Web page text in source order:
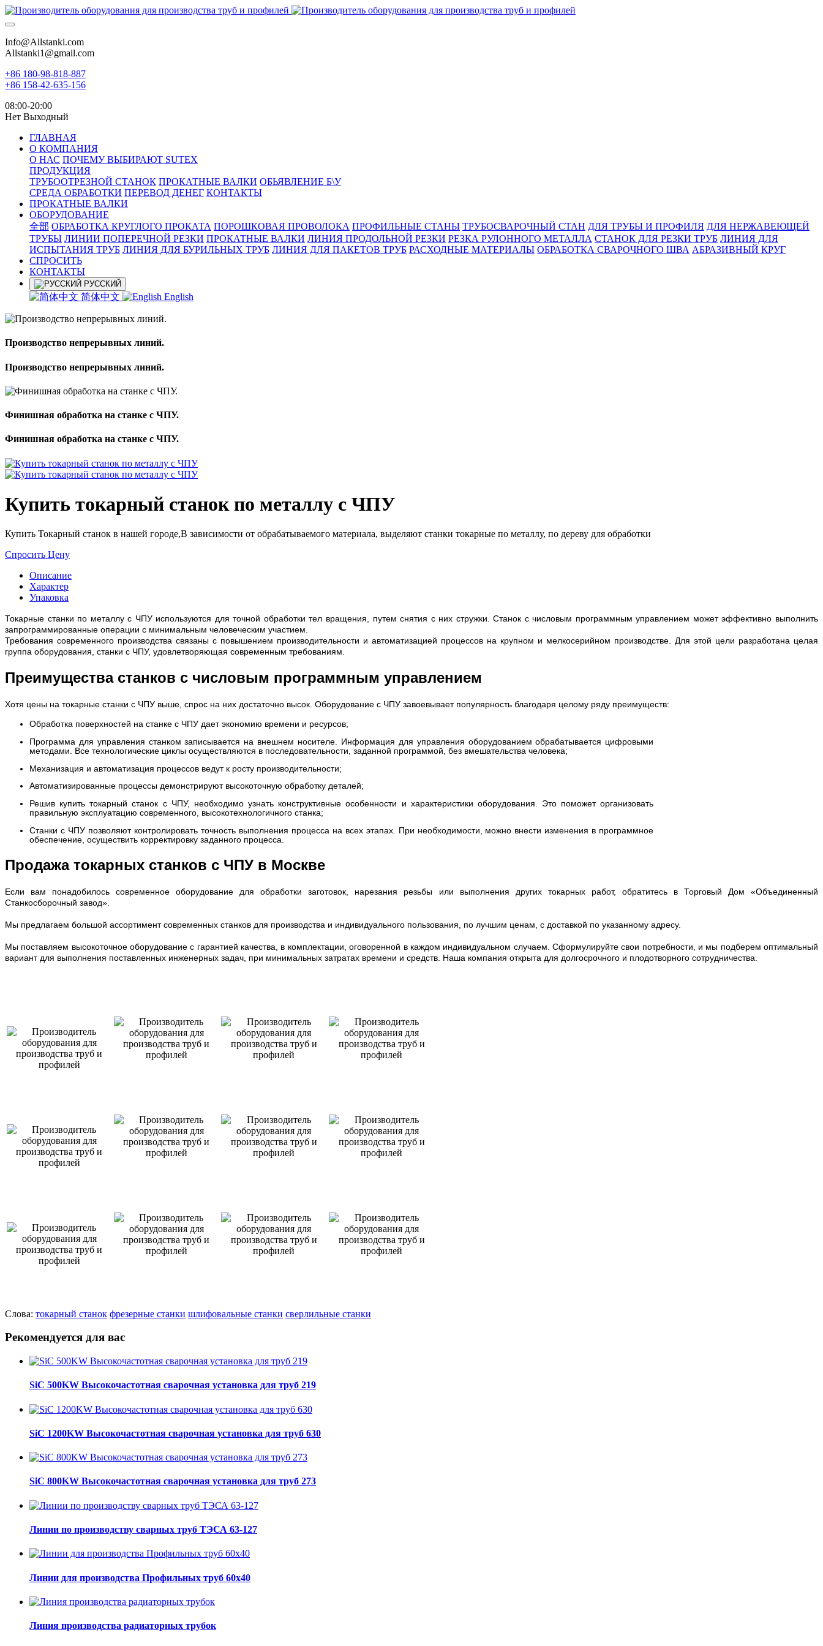
Info@Allstanki.com
Allstanki1@gmail.com
+86 180-98-818-887
+86 158-42-635-156
08:00-20:00
Нет Выходный
ГЛАВНАЯ
О КОМПАНИЯ
О НАС ПОЧЕМУ ВЫБИРАЮТ SUTEX
ПРОДУКЦИЯ
ТРУБООТРЕЗНОЙ СТАНОК ПРОКАТНЫЕ ВАЛКИ ОБЬЯВЛЕНИЕ Б\У
СРЕДА ОБРАБОТКИ ПЕРЕВОД ДЕНЕГ КОНТАКТЫ
ПРОКАТНЫЕ ВАЛКИ
ОБОРУДОВАНИЕ
全部 ОБРАБОТКА КРУГЛОГО ПРОКАТА ПОРОШКОВАЯ ПРОВОЛОКА ПРОФИЛЬНЫЕ СТАНЫ ТРУБОСВАРОЧНЫЙ СТАН ДЛЯ ТРУБЫ И ПРОФИЛЯ ДЛЯ НЕРЖАВЕЮЩЕЙ
ТРУБЫ ЛИНИИ ПОПЕРЕЧНОЙ РЕЗКИ ПРОКАТНЫЕ ВАЛКИ ЛИНИЯ ПРОДОЛЬНОЙ РЕЗКИ РЕЗКА РУЛОННОГО МЕТАЛЛА СТАНОК ДЛЯ РЕЗКИ ТРУБ ЛИНИЯ ДЛЯ
ИСПЫТАНИЯ ТРУБ ЛИНИЯ ДЛЯ БУРИЛЬНЫХ ТРУБ ЛИНИЯ ДЛЯ ПАКЕТОВ ТРУБ РАСХОДНЫЕ МАТЕРИАЛЫ OБРАБОТКА СВАРОЧНОГО ШВА АБРАЗИВНЫЙ КРУГ
СПРОСИТЬ
КОНТАКТЫ
РУССКИЙ
简体中文 English
Производство непрерывных линий.
Производство непрерывных линий.
Финишная обработка на станке с ЧПУ.
Финишная обработка на станке с ЧПУ.
Купить токарный станок по металлу с ЧПУ
Купить Токарный станок в нашей городе,В зависимости от обрабатываемого материала, выделяют станки токарные по металлу, по дереву для обработки
Спросить Цену
Описание
Характер
Упаковка
Токарные станки по металлу с ЧПУ используются для точной обработки тел вращения, путем снятия с них стружки. Станок с числовым программным управлением может эффективно выполнить
запрограммированные операции с минимальным человеческим участием.
Требования современного производства связаны с повышением производительности и автоматизацией процессов на крупном и мелкосерийном производстве. Для этой цели разработана целая
группа оборудования, станки с ЧПУ, удовлетворяющая современным требованиям.
Преимущества станков с числовым программным управлением
Хотя цены на токарные станки с ЧПУ выше, спрос на них достаточно высок. Оборудование с ЧПУ завоевывает популярность благодаря целому ряду преимуществ:
Обработка поверхностей на станке с ЧПУ дает экономию времени и ресурсов;
Программа для управления станком записывается на внешнем носителе. Информация для управления оборудованием обрабатывается цифровыми
методами. Все технологические циклы осуществляются в последовательности, заданной программой, без вмешательства человека;
Механизация и автоматизация процессов ведут к росту производительности;
Автоматизированные процессы демонстрируют высокоточную обработку деталей;
Решив купить токарный станок с ЧПУ, необходимо узнать конструктивные особенности и характеристики оборудования. Это поможет организовать
правильную эксплуатацию современного, высокотехнологичного станка;
Станки с ЧПУ позволяют контролировать точность выполнения процесса на всех этапах. При необходимости, можно внести изменения в программное
обеспечение, осуществить корректировку заданного процесса.
Продажа токарных станков с ЧПУ в Москве
Если вам понадобилось современное оборудование для обработки заготовок, нарезания резьбы или выполнения других токарных работ, обратитесь в Торговый Дом «Объединенный
Станкосборочный завод».
Мы предлагаем большой ассортимент современных станков для производства и индивидуального пользования, по лучшим ценам, с доставкой по указанному адресу.
Мы поставляем высокоточное оборудование с гарантией качества, в комплектации, оговоренной в каждом индивидуальном случаем. Сформулируйте свои потребности, и мы подберем оптимальный
вариант для выполнения поставленных инженерных задач, при минимальных затратах времени и средств. Наша компания открыта для долгосрочного и плодотворного сотрудничества.
Слова: токарный станок фрезерные станки шлифовальные станки сверлильные станки
Рекомендуется для вас
SiC 500KW Высокочастотная сварочная установка для труб 219
SiC 1200KW Высокочастотная сварочная установка для труб 630
SiC 800KW Высокочастотная сварочная установка для труб 273
Линии по производству сварных труб ТЭСА 63-127
Линии для производства Профильных труб 60х40
Линия производства радиаторных трубок